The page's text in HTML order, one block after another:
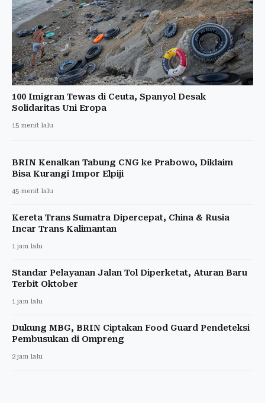
100 Imigran Tewas di Ceuta, Spanyol Desak
Solidaritas Uni Eropa
15 menit lalu
BRIN Kenalkan Tabung CNG ke Prabowo, Diklaim
Bisa Kurangi Impor Elpiji
45 menit lalu
Kereta Trans Sumatra Dipercepat, China & Rusia
Incar Trans Kalimantan
1 jam lalu
Standar Pelayanan Jalan Tol Diperketat, Aturan Baru
Terbit Oktober
1 jam lalu
Dukung MBG, BRIN Ciptakan Food Guard Pendeteksi
Pembusukan di Ompreng
2 jam lalu